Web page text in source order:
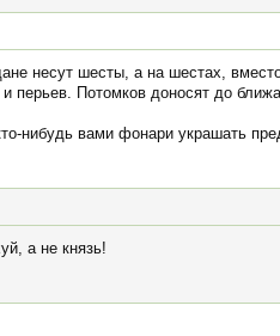
несут шесты, а на шестах,
перьев. Потомков доносят до
нибудь вами фонари украшать
а не князь!